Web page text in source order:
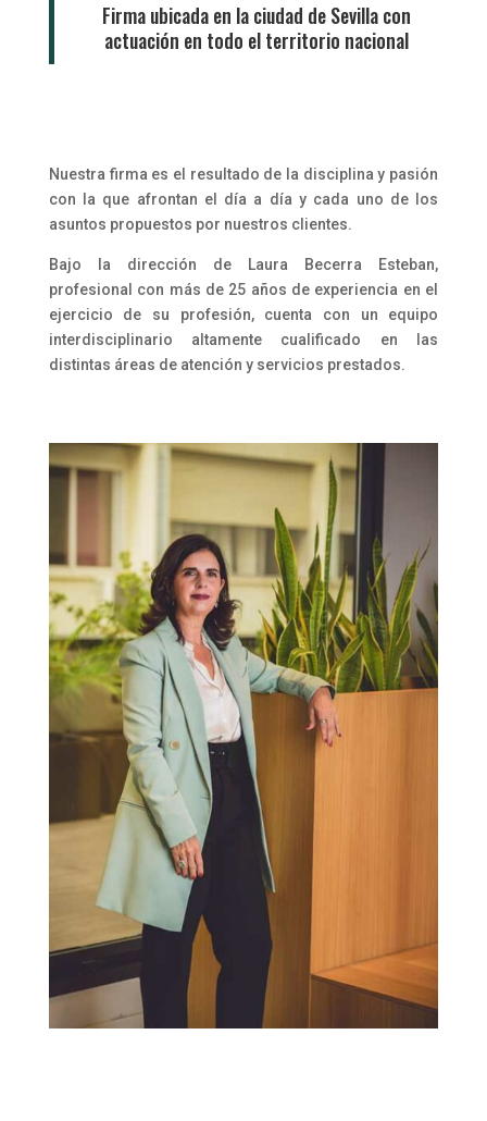
Firma ubicada en la ciudad de Sevilla con
actuación en todo el territorio nacional
Nuestra firma es el resultado de la disciplina y pasión
con la que afrontan el día a día y cada uno de los
asuntos propuestos por nuestros clientes.
Bajo la dirección de Laura Becerra Esteban,
profesional con más de 25 años de experiencia en el
ejercicio de su profesión, cuenta con un equipo
interdisciplinario altamente cualificado en las
distintas áreas de atención y servicios prestados.